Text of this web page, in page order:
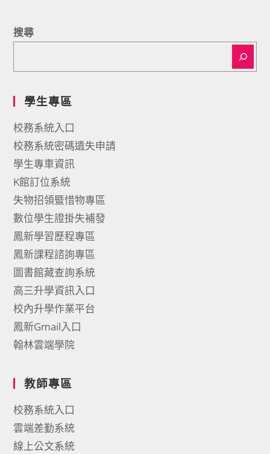
搜尋
學生專區
校務系統入口
校務系統密碼遺失申請
學生專車資訊
K館訂位系統
失物招領暨惜物專區
數位學生證掛失補發
鳳新學習歷程專區
鳳新課程諮詢專區
圖書館藏查詢系統
高三升學資訊入口
校內升學作業平台
鳳新Gmail入口
翰林雲端學院
教師專區
校務系統入口
雲端差勤系統
線上公文系統